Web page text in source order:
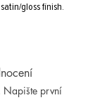
gloss finish.
Napište první